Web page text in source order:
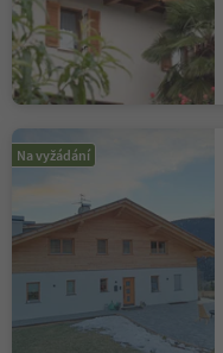
Na vyžádání